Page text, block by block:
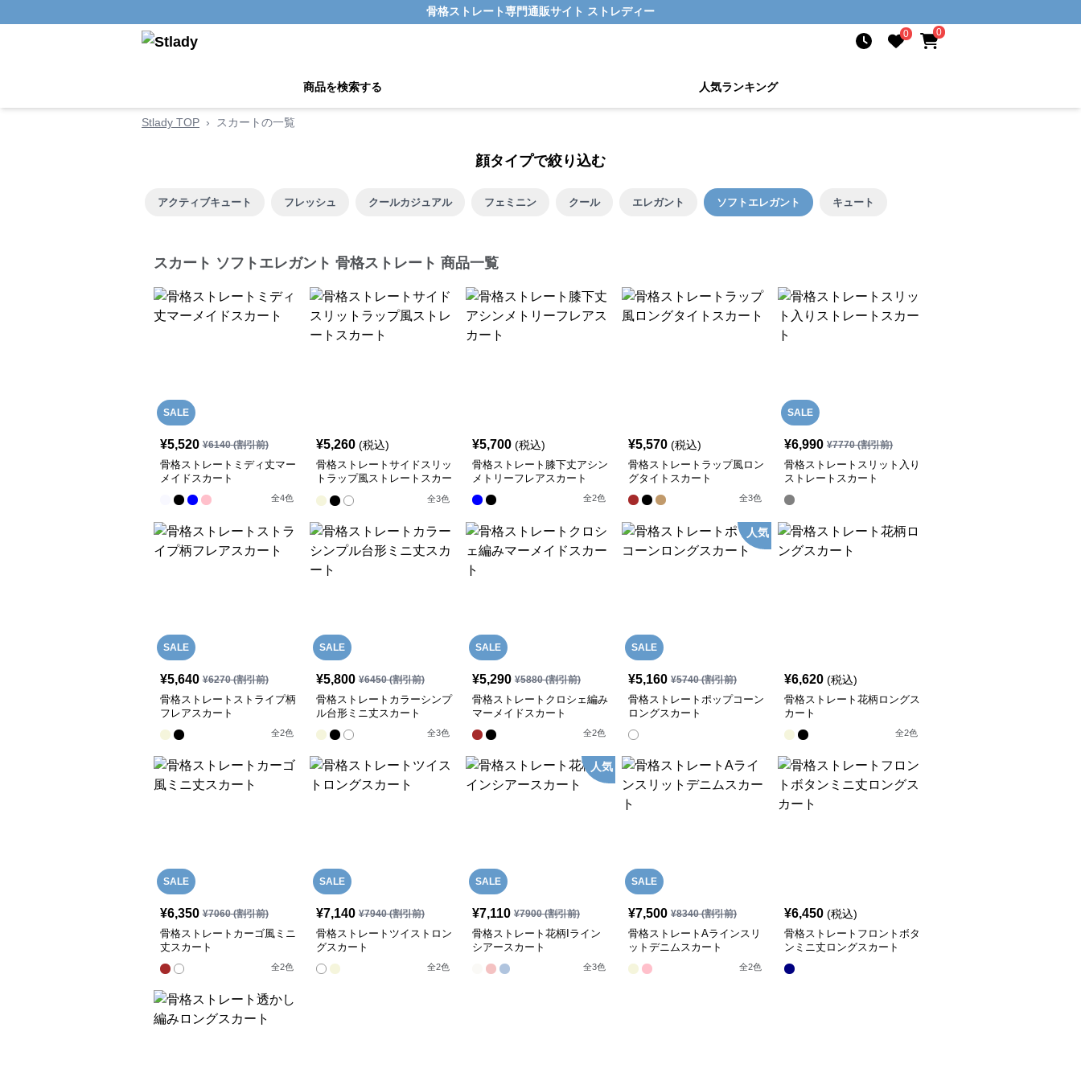
骨格ストレート専門通販サイト ストレディー
0 0
商品を検索する 人気ランキング
Stlady TOP › スカートの一覧
顔タイプで絞り込む
アクティブキュート フレッシュ クールカジュアル フェミニン クール エレガント ソフトエレガント キュート
スカート ソフトエレガント 骨格ストレート 商品一覧
SALE
¥5,520 ¥6140(割引前)
骨格ストレートミディ丈マー
メイドスカート
全4色
¥5,260 (税込)
骨格ストレートサイドスリッ
トラップ風ストレートスカー
全3色
¥5,700 (税込)
骨格ストレート膝下丈アシン
メトリーフレアスカート
全2色
¥5,570 (税込)
骨格ストレートラップ風ロン
グタイトスカート
全3色
SALE
¥6,990 ¥7770(割引前)
骨格ストレートスリット入り
ストレートスカート
SALE
¥5,640 ¥6270(割引前)
骨格ストレートストライプ柄
フレアスカート
全2色
SALE
¥5,800 ¥6450(割引前)
骨格ストレートカラーシンプ
ル台形ミニ丈スカート
全3色
SALE
¥5,290 ¥5880(割引前)
骨格ストレートクロシェ編み
マーメイドスカート
全2色
SALE
人気
¥5,160 ¥5740(割引前)
骨格ストレートポップコーン
ロングスカート
¥6,620 (税込)
骨格ストレート花柄ロングス
カート
全2色
SALE
¥6,350 ¥7060(割引前)
骨格ストレートカーゴ風ミニ
丈スカート
全2色
SALE
¥7,140 ¥7940(割引前)
骨格ストレートツイストロン
グスカート
全2色
SALE
人気
¥7,110 ¥7900(割引前)
骨格ストレート花柄Iライン
シアースカート
全3色
SALE
¥7,500 ¥8340(割引前)
骨格ストレートAラインスリ
ットデニムスカート
全2色
¥6,450 (税込)
骨格ストレートフロントボタ
ンミニ丈ロングスカート